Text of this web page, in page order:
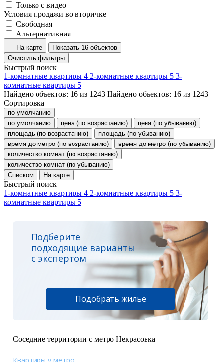
Только с видео
Условия продажи во вторичке
Свободная
Альтернативная
На карте
Показать 16 объектов
Очистить фильтры
Быстрый поиск
1-комнатные квартиры 4 2-комнатные квартиры 5 3-
комнатные квартиры 5
Найдено объектов: 16 из 1243 Найдено объектов: 16 из 1243
Сортировка
по умолчанию
по умолчанию
цена (по возрастанию)
цена (по убыванию)
площадь (по возрастанию)
площадь (по убыванию)
время до метро (по возрастанию)
время до метро (по убыванию)
количество комнат (по возрастанию)
количество комнат (по убыванию)
Списком
На карте
Быстрый поиск
1-комнатные квартиры 4 2-комнатные квартиры 5 3-
комнатные квартиры 5
Подберите
подходящие варианты
с экспертом
Подобрать жилье
Соседние территории с метро Некрасовка
Квартиры у метро